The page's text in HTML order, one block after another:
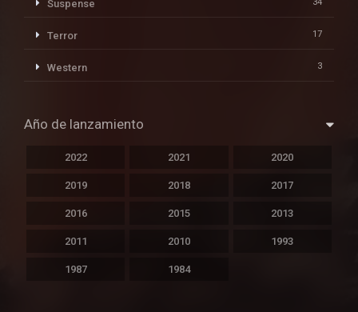
Suspense
Terror 17
Western 3
Año de lanzamiento
2022 2021 2020
2019 2018 2017
2016 2015 2013
2011 2010 1993
1987 1984